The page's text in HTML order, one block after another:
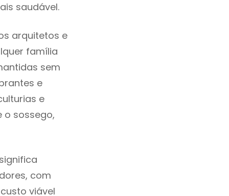
saudável.
arquitetos e
família
sem
e
e
o sossego,
com
viável